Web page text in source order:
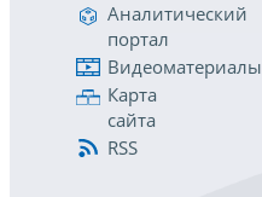
Аналитический
портал
Видеоматериалы
Карта
сайта
RSS